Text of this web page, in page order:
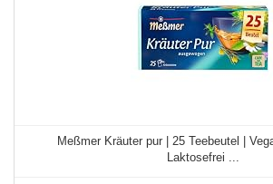
Meßmer Kräuter pur | 25 Teebeutel |
Laktosefrei ...